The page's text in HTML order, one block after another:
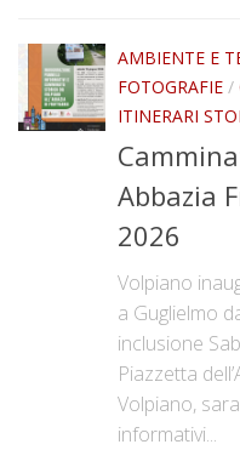
Viaggi culturali
Ambiente e territorio
Biblioteca storica
Pubblicazioni
Fotografie
AMBIENTE E
FOTOGRAFIE /
ITINERARI
Abbazia
2026
Volpiano
a Guglielmo
inclusione
Piazzetta
Volpiano,
informativi...